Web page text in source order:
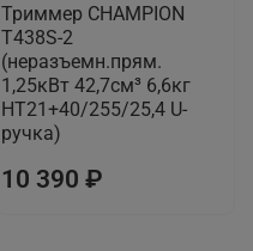
Триммер CHAMPION
Т438S-2
(неразъемн.прям.
1,25кВт 42,7см³ 6,6кг
HT21+40/255/25,4 U-
ручка)
10 390 ₽